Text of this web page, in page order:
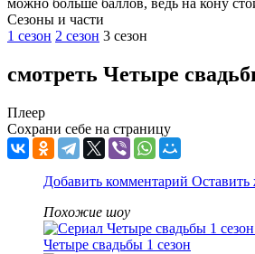
можно больше баллов, ведь на кону
Cезоны и части
1 сезон 2 сезон 3 сезон
смотреть Четыре
Плеер
Сохрани себе на страницу
Добавить комментарий Оставить
Похожие шоу
Четыре свадьбы 1 сезон